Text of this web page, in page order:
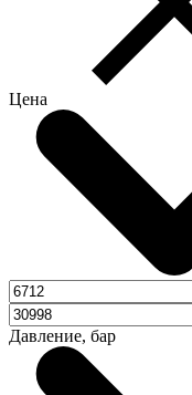
Цена
Давление, бар